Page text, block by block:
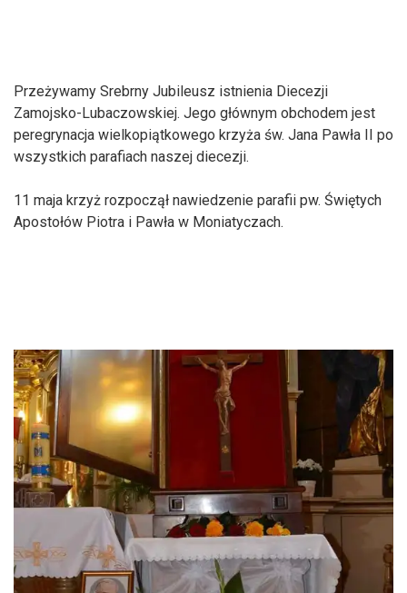
Przeżywamy Srebrny Jubileusz istnienia Diecezji
Zamojsko-Lubaczowskiej. Jego głównym obchodem jest
peregrynacja wielkopiątkowego krzyża św. Jana Pawła II po
wszystkich parafiach naszej diecezji.
11 maja krzyż rozpoczął nawiedzenie parafii pw. Świętych
Apostołów Piotra i Pawła w Moniatyczach.